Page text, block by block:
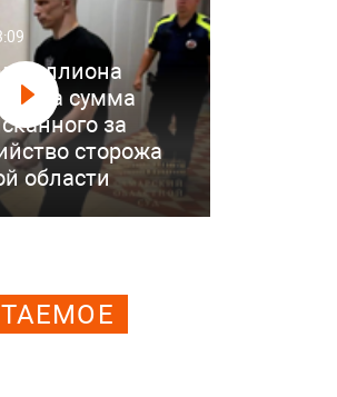
сумма
за
сторожа
области